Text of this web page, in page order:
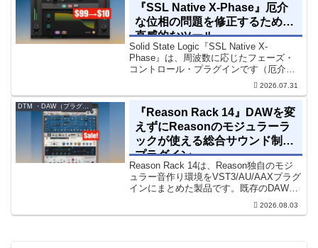
『SSL Native X-Phase』厄介
な位相の問題を修正するための
直感的なツール
Solid State Logic『SSL Native X-
Phase』は、周波数に応じたフェーズ・
コントロール・プラグインです（厄介な
位相の問題を修正するための直感的なツ
2026.07.31
『Reason Rack 14』DAWを変
えずにReasonのモジュラーラ
ックが使える総合サウンド制作
プラグイン
Reason Rack 14は、Reason独自のモジ
ュラー音作り環境をVST3/AU/AAXプラグ
インにまとめた製品です。既存のDAWを
乗り換えることなく、68種類のシンセや
エフェクト、CV配線をそのままトラック
2026.08.03